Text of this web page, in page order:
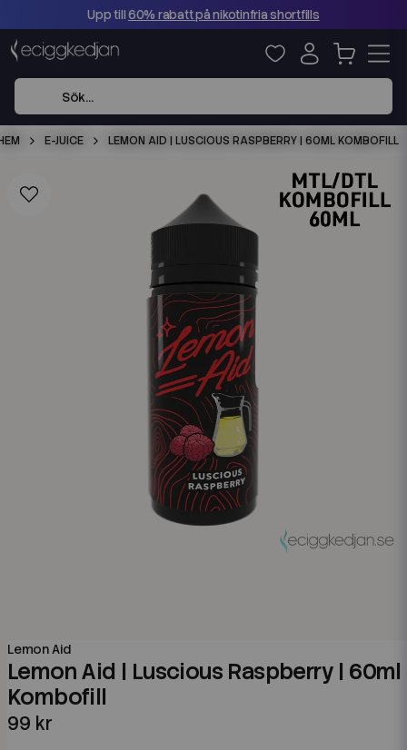
Upp till60% rabatt på nikotinfria shortfills
E-JUICE LEMON AID | LUSCIOUS RASPBERRY | 60ML KOMBOFILL
Lemon Aid
Lemon Aid | Luscious Raspberry | 60ml
Kombofill
99 kr